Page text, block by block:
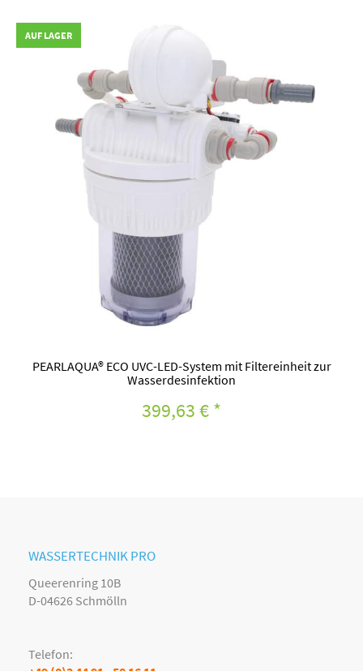
AUF LAGER
PEARLAQUA® ECO UVC-LED-System mit Filtereinheit zur
Wasserdesinfektion
399,63 €*
WASSERTECHNIK PRO
Queerenring 10B
D-04626 Schmölln
Telefon: